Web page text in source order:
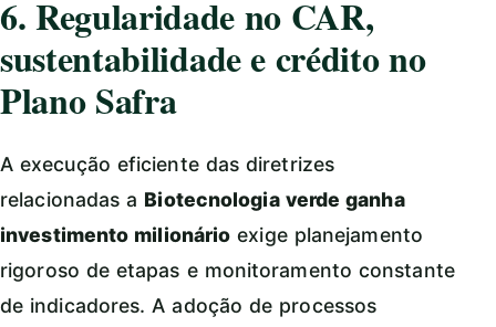
6. Regularidade no CAR,
sustentabilidade e crédito no
Plano Safra
A execução eficiente das diretrizes
relacionadas a Biotecnologia verde ganha
investimento milionário exige planejamento
rigoroso de etapas e monitoramento constante
de indicadores. A adoção de processos